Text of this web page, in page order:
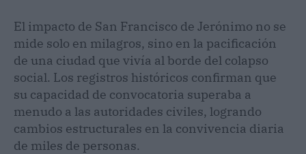
El impacto de San Francisco de Jerónimo no se
mide solo en milagros, sino en la pacificación
de una ciudad que vivía al borde del colapso
social. Los registros históricos confirman que
su capacidad de convocatoria superaba a
menudo a las autoridades civiles, logrando
cambios estructurales en la convivencia diaria
de miles de personas.